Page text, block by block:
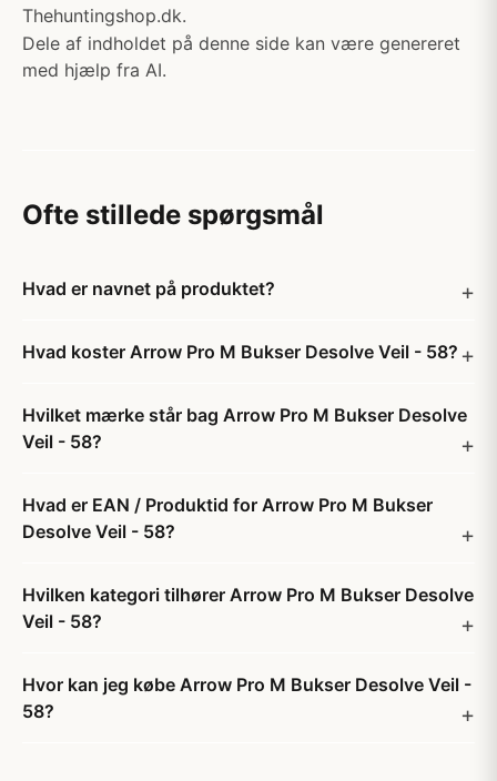
Thehuntingshop.dk.
Dele af indholdet på denne side kan være genereret
med hjælp fra AI.
Ofte stillede spørgsmål
Hvad er navnet på produktet?
Hvad koster Arrow Pro M Bukser Desolve Veil - 58?
Hvilket mærke står bag Arrow Pro M Bukser Desolve
Veil - 58?
Hvad er EAN / Produktid for Arrow Pro M Bukser
Desolve Veil - 58?
Hvilken kategori tilhører Arrow Pro M Bukser Desolve
Veil - 58?
Hvor kan jeg købe Arrow Pro M Bukser Desolve Veil -
58?